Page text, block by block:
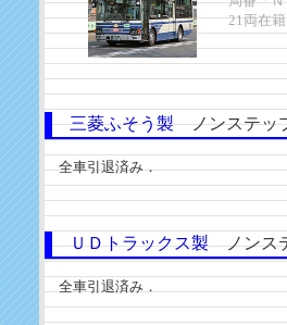
21両在籍
三菱ふそう製ノンステッ
全車引退済み．
ＵＤトラックス製ノンス
全車引退済み．